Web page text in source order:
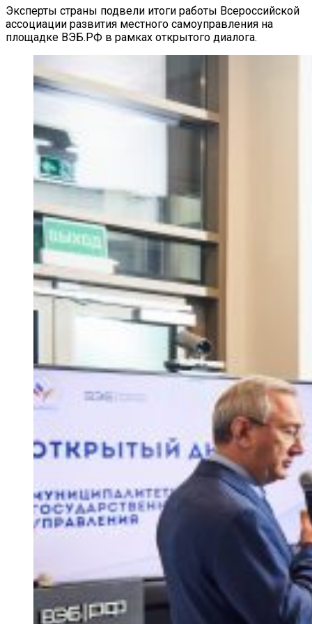
Эксперты страны подвели итоги работы Всероссийской
ассоциации развития местного самоуправления на
площадке ВЭБ.РФ в рамках открытого диалога.